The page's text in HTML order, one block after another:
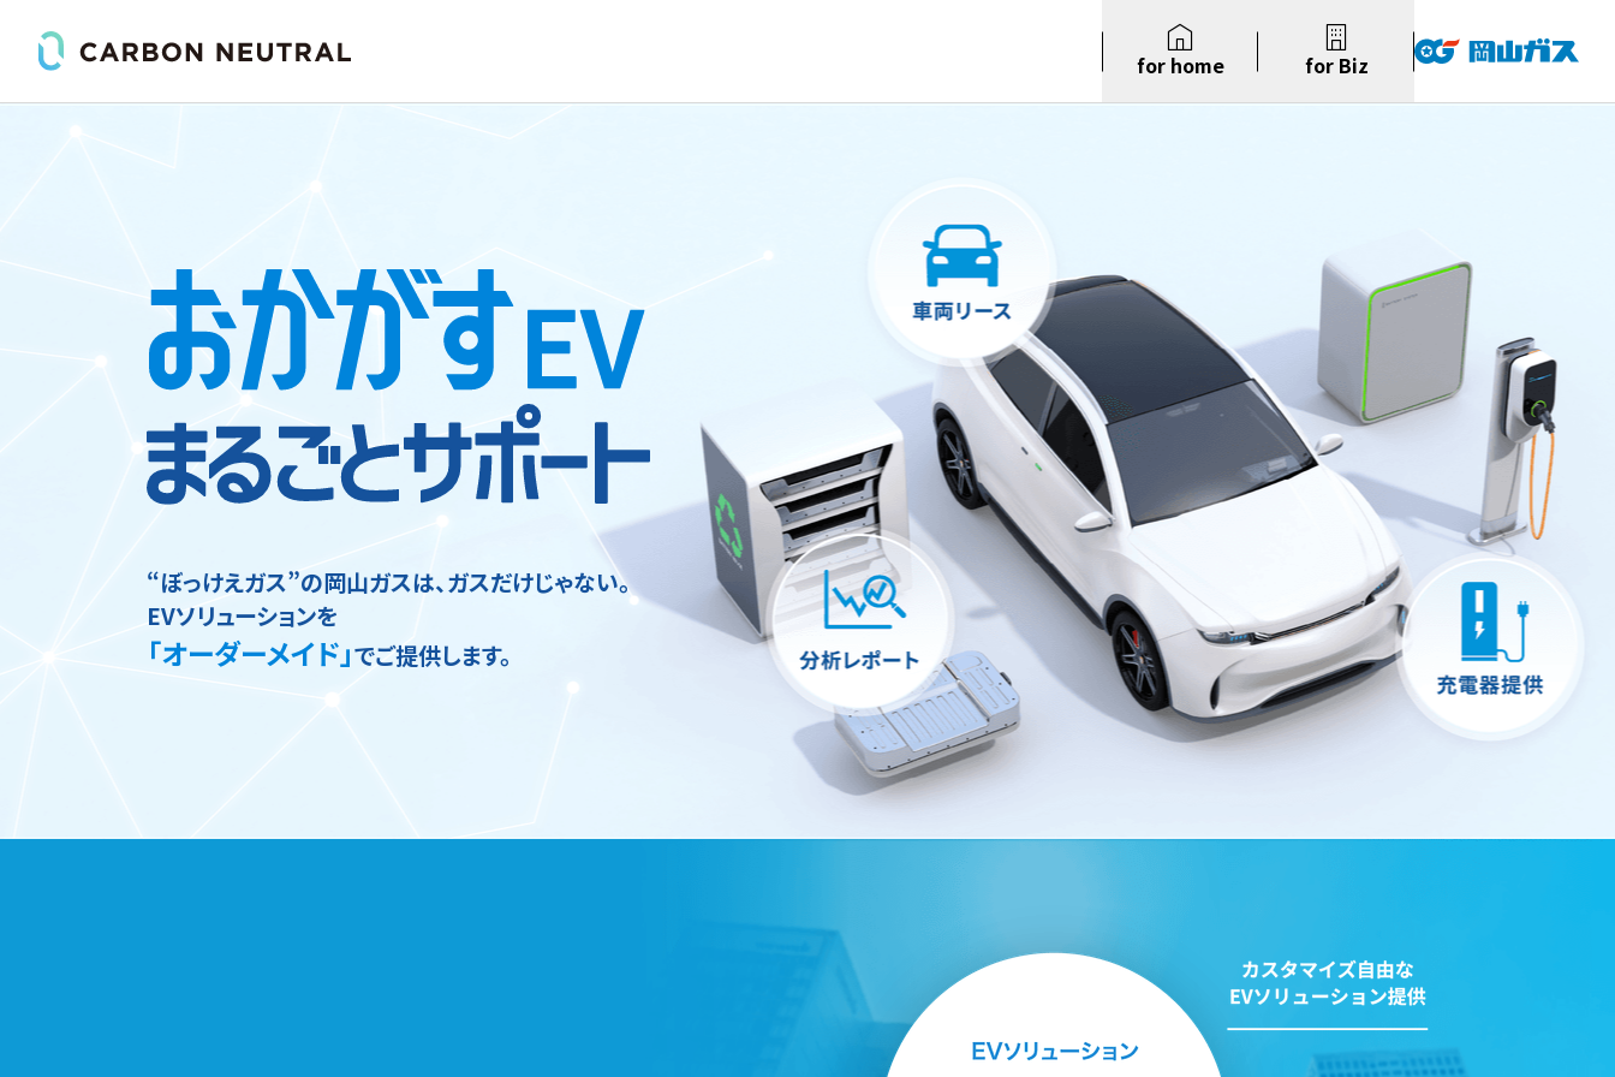
for home for Biz
“ぼっけえガス”の岡山ガスは、ガスだけじゃない。
EVソリューションを
「オーダーメイド」でご提供します。